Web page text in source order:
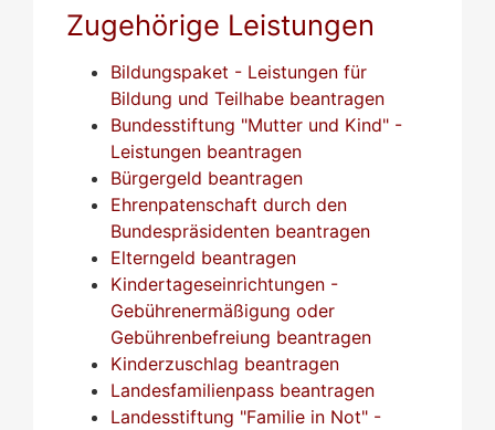
Zugehörige Leistungen
Bildungspaket - Leistungen für
Bildung und Teilhabe beantragen
Bundesstiftung "Mutter und Kind" -
Leistungen beantragen
Bürgergeld beantragen
Ehrenpatenschaft durch den
Bundespräsidenten beantragen
Elterngeld beantragen
Kindertageseinrichtungen -
Gebührenermäßigung oder
Gebührenbefreiung beantragen
Kinderzuschlag beantragen
Landesfamilienpass beantragen
Landesstiftung "Familie in Not" -